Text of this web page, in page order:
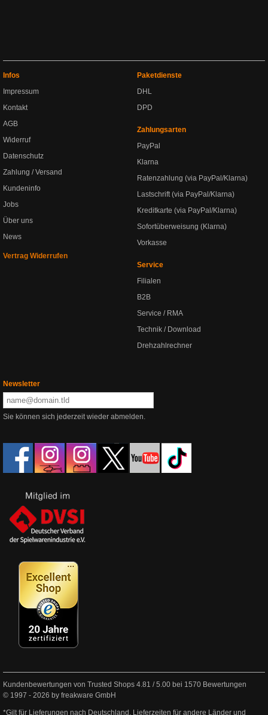
Infos
Impressum
Kontakt
AGB
Widerruf
Datenschutz
Zahlung / Versand
Kundeninfo
Jobs
Über uns
News
Vertrag Widerrufen
Paketdienste
DHL
DPD
Zahlungsarten
PayPal
Klarna
Ratenzahlung (via PayPal/Klarna)
Lastschrift (via PayPal/Klarna)
Kreditkarte (via PayPal/Klarna)
Sofortüberweisung (Klarna)
Vorkasse
Service
Filialen
B2B
Service / RMA
Technik / Download
Drehzahlrechner
Newsletter
Sie können sich jederzeit wieder abmelden.
Kundenbewertungen von Trusted Shops 4.81 /5.00 bei 1570 Bewertungen
© 1997 - 2026 by freakware GmbH
*Gilt für Lieferungen nach Deutschland. Lieferzeiten für andere Länder und